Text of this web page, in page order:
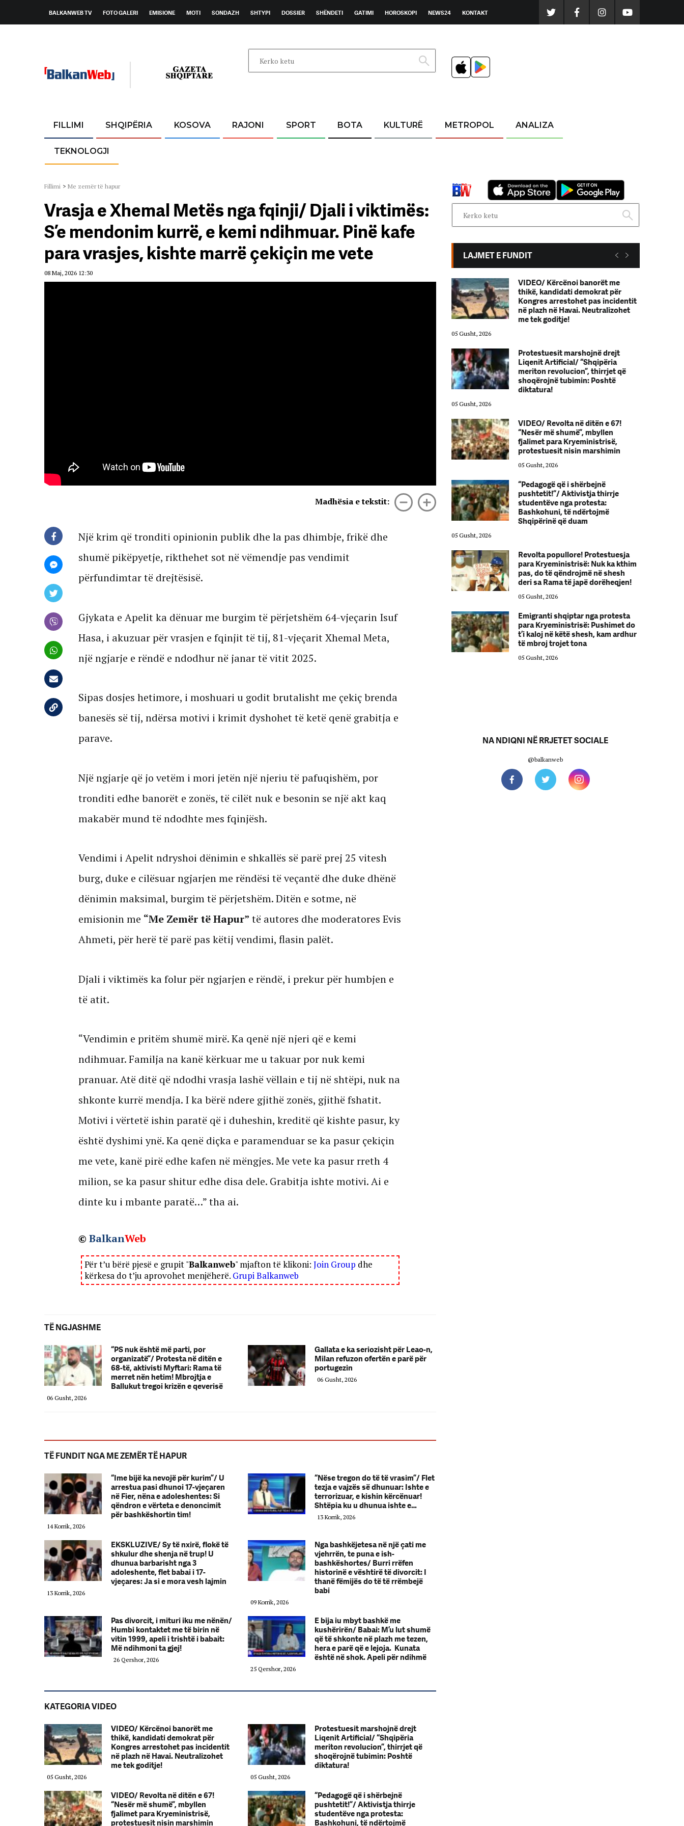
BALKANWEB TV FOTO GALERI EMISIONE MOTI SONDAZH SHTYPI DOSSIER SHËNDETI GATIMI HOROSKOPI NEWS24 KONTAKT
FILLIMI SHQIPËRIA KOSOVA RAJONI SPORT BOTA KULTURË METROPOL ANALIZA
TEKNOLOGJI
Fillimi > Me zemër të hapur
Vrasja e Xhemal Metës nga fqinji/ Djali i viktimës:
S’e mendonim kurrë, e kemi ndihmuar. Pinë kafe
para vrasjes, kishte marrë çekiçin me vete
08 Maj, 2026 12:30
Madhësia e tekstit:
Një krim që tronditi opinionin publik dhe la pas dhimbje, frikë dhe
shumë pikëpyetje, rikthehet sot në vëmendje pas vendimit
përfundimtar të drejtësisë.
Gjykata e Apelit ka dënuar me burgim të përjetshëm 64-vjeçarin Isuf
Hasa, i akuzuar për vrasjen e fqinjit të tij, 81-vjeçarit Xhemal Meta,
një ngjarje e rëndë e ndodhur në janar të vitit 2025.
Sipas dosjes hetimore, i moshuari u godit brutalisht me çekiç brenda
banesës së tij, ndërsa motivi i krimit dyshohet të ketë qenë grabitja e
parave.
Një ngjarje që jo vetëm i mori jetën një njeriu të pafuqishëm, por
tronditi edhe banorët e zonës, të cilët nuk e besonin se një akt kaq
makabër mund të ndodhte mes fqinjësh.
Vendimi i Apelit ndryshoi dënimin e shkallës së parë prej 25 vitesh
burg, duke e cilësuar ngjarjen me rëndësi të veçantë dhe duke dhënë
dënimin maksimal, burgim të përjetshëm. Ditën e sotme, në
emisionin me “Me Zemër të Hapur” të autores dhe moderatores Evis
Ahmeti, për herë të parë pas këtij vendimi, flasin palët.
Djali i viktimës ka folur për ngjarjen e rëndë, i prekur për humbjen e
të atit.
“Vendimin e pritëm shumë mirë. Ka qenë një njeri që e kemi
ndihmuar. Familja na kanë kërkuar me u takuar por nuk kemi
pranuar. Atë ditë që ndodhi vrasja lashë vëllain e tij në shtëpi, nuk na
shkonte kurrë mendja. I ka bërë ndere gjithë zonës, gjithë fshatit.
Motivi i vërtetë ishin paratë që i duheshin, kreditë që kishte pasur, ky
është dyshimi ynë. Ka qenë diçka e paramenduar se ka pasur çekiçin
me vete, kanë pirë edhe kafen në mëngjes. Me vete ka pasur rreth 4
milion, se ka pasur shitur edhe disa dele. Grabitja ishte motivi. Ai e
dinte ku i mbante paratë…” tha ai.
© BalkanWeb
Për t’u bërë pjesë e grupit "Balkanweb" mjafton të klikoni: Join Group dhe
kërkesa do t’ju aprovohet menjëherë. Grupi Balkanweb
TË NGJASHME
“PS nuk është më parti, por
organizatë”/ Protesta në ditën e
68-të, aktivisti Myftari: Rama të
merret nën hetim! Mbrojtja e
Ballukut tregoi krizën e qeverisë
06 Gusht, 2026
Gallata e ka seriozisht për Leao-n,
Milan refuzon ofertën e parë për
portugezin
06 Gusht, 2026
TË FUNDIT NGA ME ZEMËR TË HAPUR
“Ime bijë ka nevojë për kurim”/ U
arrestua pasi dhunoi 17-vjeçaren
në Fier, nëna e adoleshentes: Si
qëndron e vërteta e denoncimit
për bashkëshortin tim!
14 Korrik, 2026
“Nëse tregon do të të vrasim”/ Flet
tezja e vajzës së dhunuar: Ishte e
terrorizuar, e kishin kërcënuar!
Shtëpia ku u dhunua ishte e…
13 Korrik, 2026
EKSKLUZIVE/ Sy të nxirë, flokë të
shkulur dhe shenja në trup! U
dhunua barbarisht nga 3
adoleshente, flet babai i 17-
vjeçares: Ja si e mora vesh lajmin
13 Korrik, 2026
Nga bashkëjetesa në një çati me
vjehrrën, te puna e ish-
bashkëshortes/ Burri rrëfen
historinë e vështirë të divorcit: I
thanë fëmijës do të të rrëmbejë
babi
09 Korrik, 2026
Pas divorcit, i mituri iku me nënën/
Humbi kontaktet me të birin në
vitin 1999, apeli i trishtë i babait:
Më ndihmoni ta gjej!
26 Qershor, 2026
E bija iu mbyt bashkë me
kushërirën/ Babai: M’u lut shumë
që të shkonte në plazh me tezen,
hera e parë që e lejoja. Kunata
është në shok. Apeli për ndihmë
25 Qershor, 2026
KATEGORIA VIDEO
VIDEO/ Kërcënoi banorët me
thikë, kandidati demokrat për
Kongres arrestohet pas incidentit
në plazh në Havai. Neutralizohet
me tek goditje!
05 Gusht, 2026
Protestuesit marshojnë drejt
Liqenit Artificial/ “Shqipëria
meriton revolucion”, thirrjet që
shoqërojnë tubimin: Poshtë
diktatura!
05 Gusht, 2026
VIDEO/ Revolta në ditën e 67!
“Nesër më shumë”, mbyllen
fjalimet para Kryeministrisë,
protestuesit nisin marshimin
“Pedagogë që i shërbejnë
pushtetit!”/ Aktivistja thirrje
studentëve nga protesta:
Bashkohuni, të ndërtojmë
LAJMET E FUNDIT
VIDEO/ Kërcënoi banorët me
“Pedagogë që i shërbejnë
pushtetit!”/ Aktivistja thirrje
studentëve nga protesta:
Bashkohuni, të ndërtojmë
05 Gusht, 2026
Revolta popullore! Protestuesja
para Kryeministrisë: Nuk ka kthim
Emigranti shqiptar nga protesta
para Kryeministrisë: Pushimet do
t’i kaloj në këtë shesh, kam ardhur
të mbroj trojet tona
VIDEO/ Kërcënoi banorët me
thikë, kandidati demokrat për
Kongres arrestohet pas incidentit
në plazh në Havai. Neutralizohet
me tek goditje!
05 Gusht, 2026
Protestuesit marshojnë drejt
Liqenit Artificial/ “Shqipëria
meriton revolucion”, thirrjet që
shoqërojnë tubimin: Poshtë
diktatura!
05 Gusht, 2026
VIDEO/ Revolta në ditën e 67!
“Nesër më shumë”, mbyllen
fjalimet para Kryeministrisë,
protestuesit nisin marshimin
05 Gusht, 2026
“Pedagogë që i shërbejnë
pushtetit!”/ Aktivistja thirrje
studentëve nga protesta:
Bashkohuni, të ndërtojmë
Shqipërinë që duam
05 Gusht, 2026
Revolta popullore! Protestuesja
para Kryeministrisë: Nuk ka kthim
pas, do të qëndrojmë në shesh
deri sa Rama të japë dorëheqjen!
05 Gusht, 2026
Emigranti shqiptar nga protesta
para Kryeministrisë: Pushimet do
t’i kaloj në këtë shesh, kam ardhur
të mbroj trojet tona
05 Gusht, 2026
NA NDIQNI NË RRJETET SOCIALE
@balkanweb